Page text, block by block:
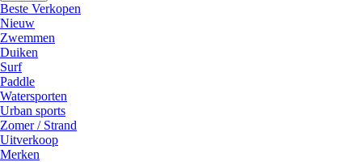
Beste Verkopen
Nieuw
Zwemmen
Duiken
Surf
Paddle
Watersporten
Urban sports
Zomer / Strand
Uitverkoop
Merken